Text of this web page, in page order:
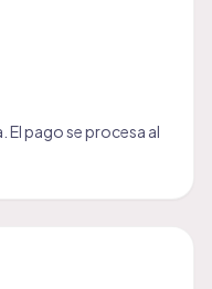
El pago se procesa al